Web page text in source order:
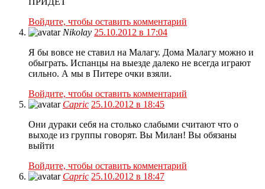
Войдите, чтобы оставить комментарий
Nikolay 25.10.2012 в 17:04
Я бы вовсе не ставил на Малагу. Дома Малагу можно и
обыграть. Испанцы на выезде далеко не всегда играют
сильно. А мы в Питере очки взяли.
Войдите, чтобы оставить комментарий
Capric 25.10.2012 в 18:45
Они дураки себя на столько слабыми считают что о
выходе из группы говорят. Вы Милан! Вы обязаны
выйти
Войдите, чтобы оставить комментарий
Capric 25.10.2012 в 18:47